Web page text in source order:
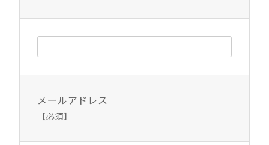
メールアドレス
【必須】